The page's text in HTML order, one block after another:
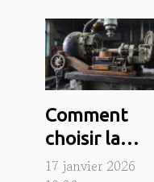
Comment
choisir la
machine-outil
17 janvier 2026